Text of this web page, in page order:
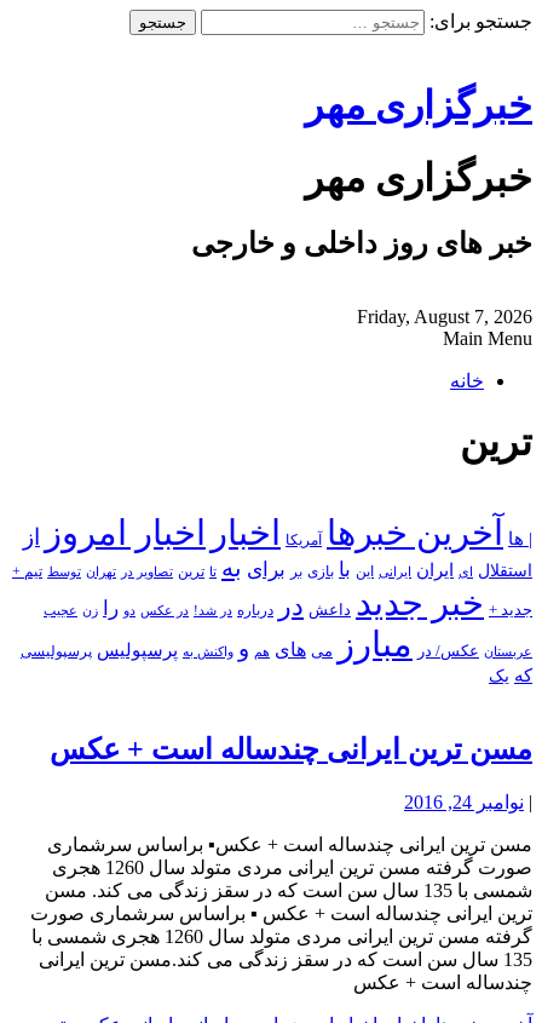
جستجو برای:
خبرگزاری مهر
خبرگزاری مهر
خبر های روز داخلی و خارجی
Friday, August 7, 2026
Main Menu
خانه
ترین
| ها آخرین خبرها آمریکا اخبار اخبار امروز از
استقلال ای ایران ایرانی این با بازی بر برای به تا ترین تصاویر در تهران توسط تیم +
جدید + خبر جدید داعش در درباره در شد! در عکس دو را زن عجیب
عربستان عکس/ در مبارز می های هم و واکنش به پرسپولیس پرسپولیسی
که یک
مسن ترین ایرانی چندساله است + عکس
| نوامبر 24, 2016
مسن ترین ایرانی چندساله است + عکس▪️ براساس سرشماری
صورت گرفته مسن ترین ایرانی مردی متولد سال 1260 هجری
شمسی با 135 سال سن است که در سقز زندگی می کند. مسن
ترین ایرانی چندساله است + عکس ▪️ براساس سرشماری صورت
گرفته مسن ترین ایرانی مردی متولد سال 1260 هجری شمسی با
135 سال سن است که در سقز زندگی می کند.مسن ترین ایرانی
چندساله است + عکس